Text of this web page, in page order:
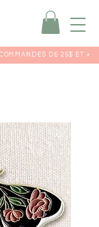
DE 25$ ET +